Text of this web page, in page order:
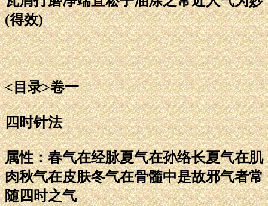
(得效)
<目录>卷一
四时针法
属性：春气在经脉夏气在孙络长夏气在肌
肉秋气在皮肤冬气在骨髓中是故邪气者常
随四时之气